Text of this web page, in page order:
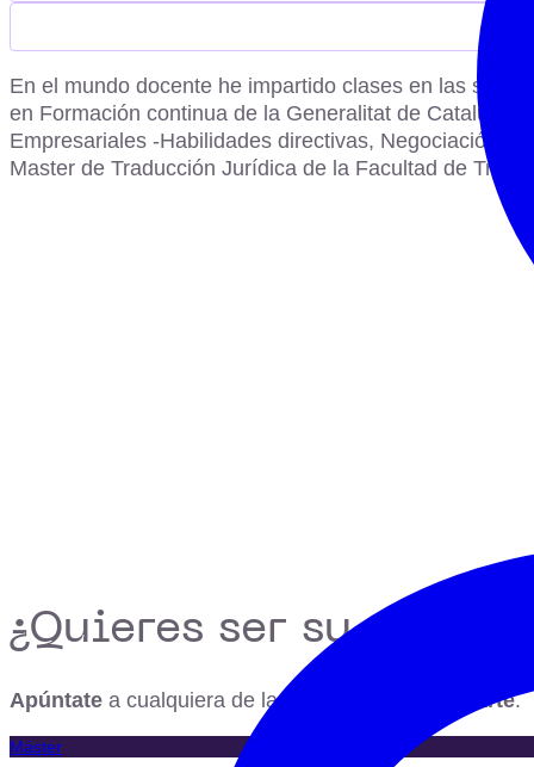
En el mundo docente he impartido clases en las
en Formación continua de la Generalitat de
Empresariales -Habilidades directivas, Negociación
Master de Traducción Jurídica de la Facultad de
¿Quieres ser su alumno?
Apúntate a cualquiera de la formación que imparte.
Máster